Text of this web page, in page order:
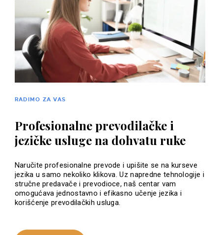
RADIMO ZA VAS
Profesionalne prevodilačke i
jezičke usluge na dohvatu ruke
Naručite profesionalne prevode i upišite se na kurseve
jezika u samo nekoliko klikova. Uz napredne tehnologije i
stručne predavače i prevodioce, naš centar vam
omogućava jednostavno i efikasno učenje jezika i
korišćenje prevodilačkih usluga.